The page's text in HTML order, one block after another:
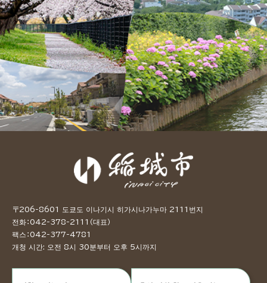
〒206-8601 도쿄도 이나기시 히가시나가누마 2111번지
전화：042-378-2111（대표）
팩스：042-377-4781
개청 시간: 오전 8시 30분부터 오후 5시까지